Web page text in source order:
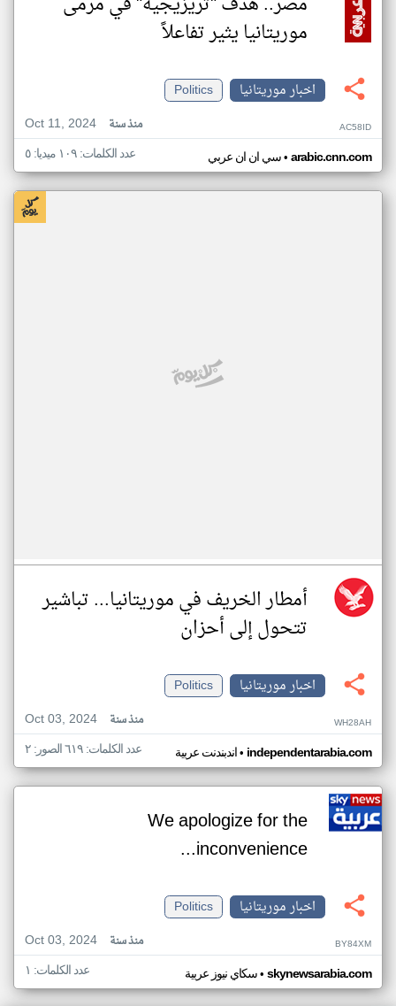
موريتانيا يثير تفاعلاً
اخبار موريتانيا
Politics
Oct 11, 2024
منذ سنة AC58ID
سي ان ان عربي• arabic.cnn.com عدد الكلمات: ١٠٩ ميديا: ٥
أمطار الخريف في موريتانيا... تباشير
تتحول إلى أحزان
اخبار موريتانيا
Politics
Oct 03, 2024
منذ سنة WH28AH
اندبندنت عربية• independentarabia.com عدد الكلمات: ٦١٩ الصور: ٢
We apologize for the
inconvenience...
اخبار موريتانيا
Politics
Oct 03, 2024
منذ سنة BY84XM
سكاي نيوز عربية• skynewsarabia.com عدد الكلمات: ١